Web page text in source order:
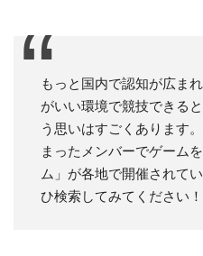
もっと国内で認知が広ま
がいい環境で競技できる
う思いはすごくあります
まったメンバーでゲーム
ム」が各地で開催されて
ひ検索してみてください！